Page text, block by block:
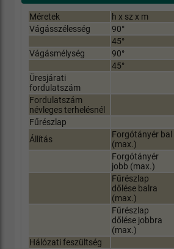
Méretek h x sz x m
Vágásszélesség
90°
45°
Vágásmélység
90°
45°
Üresjárati
fordulatszám
Fordulatszám
névleges terhelésnél
Fűrészlap
Állítás
Forgótányér bal
(max.)
Forgótányér
jobb (max.)
Fűrészlap
dőlése balra
(max.)
Fűrészlap
dőlése jobbra
(max.)
Hálózati feszültség